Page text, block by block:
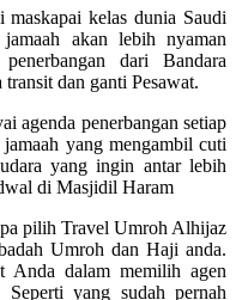
kelas dunia Saudi
akan lebih nyaman
dari Bandara
dan ganti Pesawat.
agenda penerbangan setiap
yang mengambil cuti
yang ingin antar lebih
di Masjidil Haram
pilih Travel Umroh Alhijaz
Umroh dan Haji anda.
Anda dalam memilih agen
yang sudah pernah